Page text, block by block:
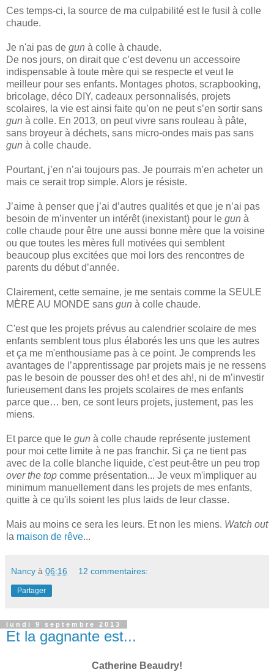
Ces temps-ci, la source de ma culpabilité est le fusil à colle
chaude.
Je n'ai pas de gun à colle à chaude.
De nos jours, on dirait que c’est devenu un accessoire
indispensable à toute mère qui se respecte et veut le
meilleur pour ses enfants. Montages photos, scrapbooking,
bricolage, déco DIY, cadeaux personnalisés, projets
scolaires, la vie est ainsi faite qu’on ne peut s’en sortir sans
gun à colle. En 2013, on peut vivre sans rouleau à pâte,
sans broyeur à déchets, sans micro-ondes mais pas sans
gun à colle chaude.
Pourtant, j’en n’ai toujours pas. Je pourrais m’en acheter un
mais ce serait trop simple. Alors je résiste.
J’aime à penser que j’ai d’autres qualités et que je n’ai pas
besoin de m’inventer un intérêt (inexistant) pour le gun à
colle chaude pour être une aussi bonne mère que la voisine
ou que toutes les mères full motivées qui semblent
beaucoup plus excitées que moi lors des rencontres de
parents du début d’année.
Clairement, cette semaine, je me sentais comme la SEULE
MÈRE AU MONDE sans gun à colle chaude.
C'est que les projets prévus au calendrier scolaire de mes
enfants semblent tous plus élaborés les uns que les autres
et ça me m'enthousiame pas à ce point. Je comprends les
avantages de l’apprentissage par projets mais je ne ressens
pas le besoin de pousser des oh! et des ah!, ni de m’investir
furieusement dans les projets scolaires de mes enfants
parce que… ben, ce sont leurs projets, justement, pas les
miens.
Et parce que le gun à colle chaude représente justement
pour moi cette limite à ne pas franchir. Si ça ne tient pas
avec de la colle blanche liquide, c'est peut-être un peu trop
over the top comme présentation... Je veux m'impliquer au
minimum manuellement dans les projets de mes enfants,
quitte à ce qu'ils soient les plus laids de leur classe.
Mais au moins ce sera les leurs. Et non les miens. Watch out
la maison de rêve...
Nancy à 06:16 12 commentaires:
Partager
lundi 9 septembre 2013
Et la gagnante est...
Catherine Beaudry!